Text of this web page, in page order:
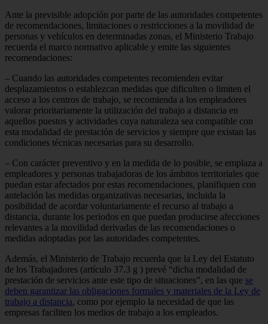
Ante la previsible adopción por parte de las autoridades competentes
de recomendaciones, limitaciones o restricciones a la movilidad de
personas y vehículos en determinadas zonas, el Ministerio Trabajo
recuerda el marco normativo aplicable y emite las siguientes
recomendaciones:
– Cuando las autoridades competentes recomienden evitar
desplazamientos o establezcan medidas que dificulten o limiten el
acceso a los centros de trabajo, se recomienda a los empleadores
valorar prioritariamente la utilización del trabajo a distancia en
aquellos puestos y actividades cuya naturaleza sea compatible con
esta modalidad de prestación de servicios y siempre que existan las
condiciones técnicas necesarias para su desarrollo.
– Con carácter preventivo y en la medida de lo posible, se emplaza a
empleadores y personas trabajadoras de los ámbitos territoriales que
puedan estar afectados por estas recomendaciones, planifiquen con
antelación las medidas organizativas necesarias, incluida la
posibilidad de acordar voluntariamente el recurso al trabajo a
distancia, durante los periodos en que puedan producirse afecciones
relevantes a la movilidad derivadas de las recomendaciones o
medidas adoptadas por las autoridades competentes.
Además, el Ministerio de Trabajo recuerda que la Ley del Estatuto
de los Trabajadores (artículo 37.3 g ) prevé “dicha modalidad de
prestación de servicios ante este tipo de situaciones”, en las que se
deben garantizar las obligaciones formales y materiales de la Ley de
trabajo a distancia, como por ejemplo la necesidad de que las
empresas faciliten los medios de trabajo a los empleados.